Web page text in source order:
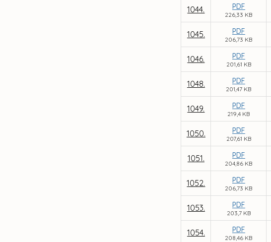
1044. PDF
226,33 KB
1045. PDF
206,73 KB
1046. PDF
201,61 KB
1048. PDF
201,47 KB
1049. PDF
219,4 KB
1050. PDF
207,61 KB
1051. PDF
204,86 KB
1052. PDF
206,73 KB
1053. PDF
203,7 KB
1054. PDF
208,46 KB